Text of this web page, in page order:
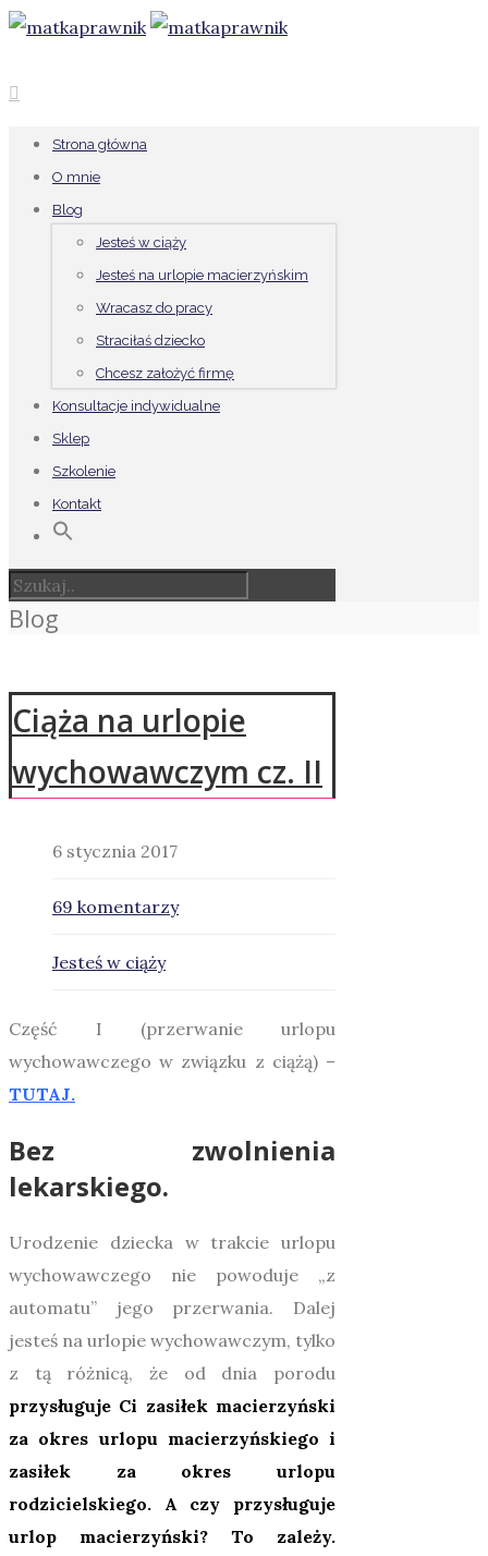
Strona główna
O mnie
Blog
Jesteś w ciąży
Jesteś na urlopie macierzyńskim
Wracasz do pracy
Straciłaś dziecko
Chcesz założyć firmę
Konsultacje indywidualne
Sklep
Szkolenie
Kontakt
Blog
Ciąża na urlopie
wychowawczym cz. II
6 stycznia 2017
69 komentarzy
Jesteś w ciąży
Część I (przerwanie urlopu
wychowawczego w związku z ciążą) –
TUTAJ.
Bez zwolnienia
lekarskiego.
Urodzenie dziecka w trakcie urlopu
wychowawczego nie powoduje „z
automatu” jego przerwania. Dalej
jesteś na urlopie wychowawczym, tylko
z tą różnicą, że od dnia porodu
przysługuje Ci zasiłek macierzyński
za okres urlopu macierzyńskiego i
zasiłek za okres urlopu
rodzicielskiego. A czy przysługuje
urlop macierzyński? To zależy.